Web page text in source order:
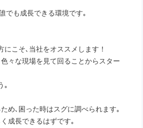
でも成長できる環境です｡
にこそ､当社をオススメします！
々な現場を見て回ることからスター
｡
め､困った時はスグに調べられます｡
成長できるはずです｡